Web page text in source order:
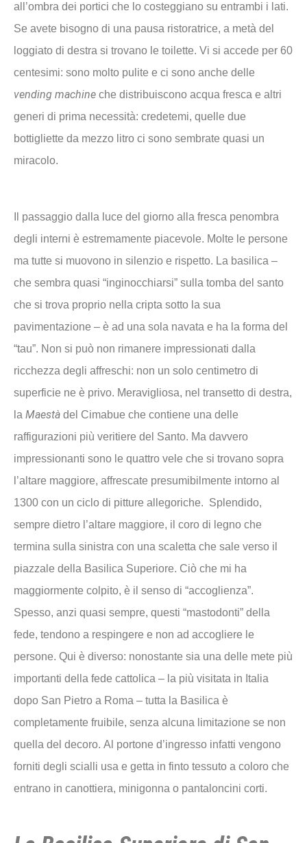
all’ombra dei portici che lo costeggiano su entrambi i lati.
Se avete bisogno di una pausa ristoratrice, a metà del
loggiato di destra si trovano le toilette. Vi si accede per 60
centesimi: sono molto pulite e ci sono anche delle
vending machine che distribuiscono acqua fresca e altri
generi di prima necessità: credetemi, quelle due
bottigliette da mezzo litro ci sono sembrate quasi un
miracolo.
Il passaggio dalla luce del giorno alla fresca penombra
degli interni è estremamente piacevole. Molte le persone
ma tutte si muovono in silenzio e rispetto. La basilica –
che sembra quasi “inginocchiarsi” sulla tomba del santo
che si trova proprio nella cripta sotto la sua
pavimentazione – è ad una sola navata e ha la forma del
“tau”. Non si può non rimanere impressionati dalla
ricchezza degli affreschi: non un solo centimetro di
superficie ne è privo. Meravigliosa, nel transetto di destra,
la Maestà del Cimabue che contiene una delle
raffigurazioni più veritiere del Santo. Ma davvero
impressionanti sono le quattro vele che si trovano sopra
l’altare maggiore, affrescate presumibilmente intorno al
1300 con un ciclo di pitture allegoriche. Splendido,
sempre dietro l’altare maggiore, il coro di legno che
termina sulla sinistra con una scaletta che sale verso il
piazzale della Basilica Superiore. Ciò che mi ha
maggiormente colpito, è il senso di “accoglienza”.
Spesso, anzi quasi sempre, questi “mastodonti” della
fede, tendono a respingere e non ad accogliere le
persone. Qui è diverso: nonostante sia una delle mete più
importanti della fede cattolica – la più visitata in Italia
dopo San Pietro a Roma – tutta la Basilica è
completamente fruibile, senza alcuna limitazione se non
quella del decoro. Al portone d’ingresso infatti vengono
forniti degli scialli usa e getta in finto tessuto a coloro che
entrano in canottiera, minigonna o pantaloncini corti.